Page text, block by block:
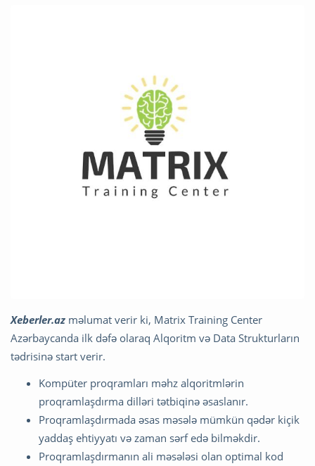
Xeberler.az məlumat verir ki, Matrix Training Center
Azərbaycanda ilk dəfə olaraq Alqoritm və Data Strukturların
tədrisinə start verir.
Kompüter proqramları məhz alqoritmlərin
proqramlaşdırma dilləri tətbiqinə əsaslanır.
Proqramlaşdırmada əsas məsələ mümkün qədər kiçik
yaddaş ehtiyyatı və zaman sərf edə bilməkdir.
Proqramlaşdırmanın ali məsələsi olan optimal kod